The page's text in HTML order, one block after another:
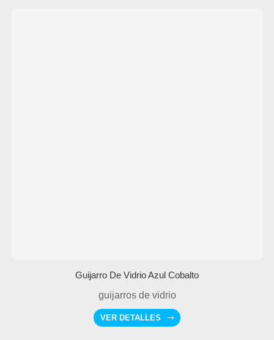
Guijarro De Vidrio Azul Cobalto
guijarros de vidrio
VER DETALLES